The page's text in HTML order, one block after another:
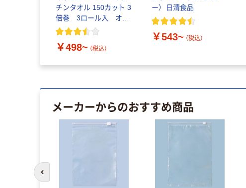
チンタオル 150カット 3
倍巻 3ロール入 オリ
ジナル
￥498~ （税込）
ー）_日清食品
￥543~ （税込）
メーカーからのおすすめ商品
前のスライドへ